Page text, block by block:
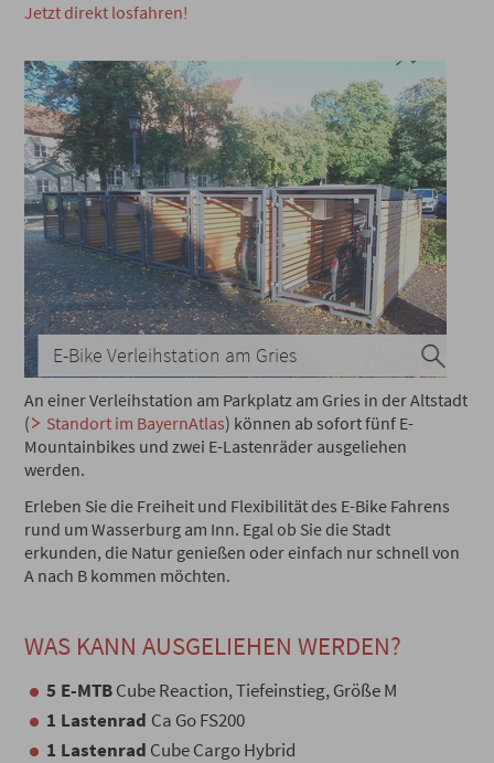
Jetzt direkt losfahren!
E-Bike Verleihstation am Gries
An einer Verleihstation am Parkplatz am Gries in der Altstadt
(
Standort im BayernAtlas) können ab sofort fünf E-
Mountainbikes und zwei E-Lastenräder ausgeliehen
werden.
Erleben Sie die Freiheit und Flexibilität des E-Bike Fahrens
rund um Wasserburg am Inn. Egal ob Sie die Stadt
erkunden, die Natur genießen oder einfach nur schnell von
A nach B kommen möchten.
WAS KANN AUSGELIEHEN WERDEN?
5 E-MTBCube Reaction, Tiefeinstieg, Größe M
1 Lastenrad Ca Go FS200
1 Lastenrad Cube Cargo Hybrid